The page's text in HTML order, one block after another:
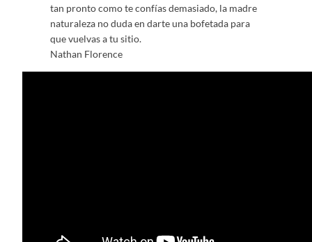
tan pronto como te confías demasiado, la madre
naturaleza no duda en darte una bofetada para
que vuelvas a tu sitio.
Nathan Florence